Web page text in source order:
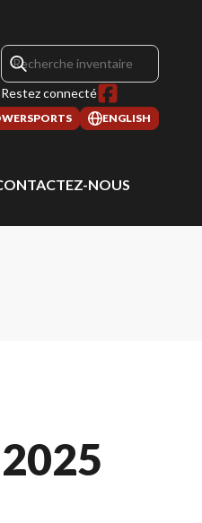
Restez connecté
ENGLISH
NOUS